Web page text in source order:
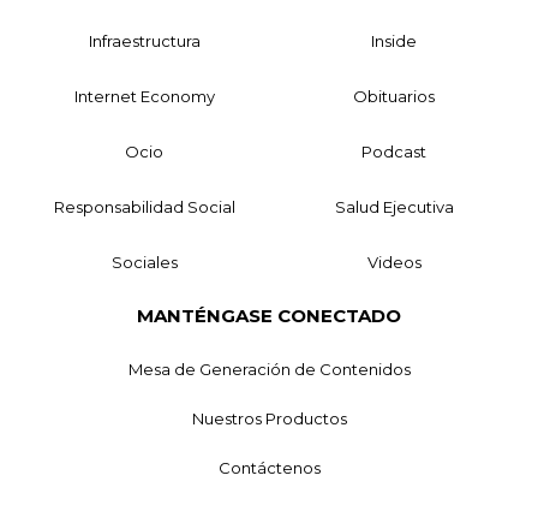
Infraestructura Inside
Internet Economy Obituarios
Ocio Podcast
Responsabilidad Social Salud Ejecutiva
Sociales Videos
MANTÉNGASE CONECTADO
Mesa de Generación de Contenidos
Nuestros Productos
Contáctenos